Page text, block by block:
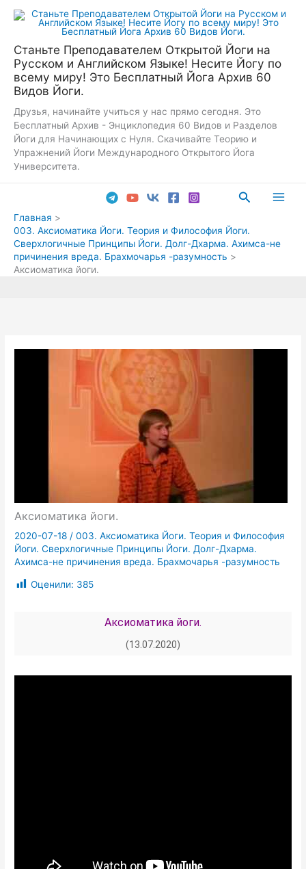
Перейти
Станьте Преподавателем Открытой Йоги на
Русском и Английском Языке! Несите Йогу по
всему миру! Это Бесплатный Йога Архив 60
Видов Йоги.
Друзья, начинайте учиться у нас прямо сегодня. Это
Бесплатный Архив - Энциклопедия 60 Видов и Разделов
Йоги для Начинающих с Нуля. Скачивайте Теорию и
Упражнений Йоги Международного Открытого Йога
Университета.
Поиск
Главная
003. Аксиоматика Йоги. Теория и Философия Йоги.
Сверхлогичные Принципы Йоги. Долг-Дхарма. Ахимса-не
причинения вреда. Брахмочарья -разумность
Аксиоматика йоги.
Аксиоматика йоги.
2020-07-18 /003. Аксиоматика Йоги. Теория и Философия
Йоги. Сверхлогичные Принципы Йоги. Долг-Дхарма.
Ахимса-не причинения вреда. Брахмочарья -разумность
Оценили: 385
Аксиоматика йоги.
(13.07.2020)